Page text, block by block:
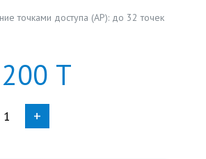
точками доступа (AP): до 32 точек
200 Т
+